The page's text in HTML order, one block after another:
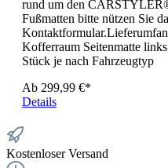
rund um den
Fußmatten bitte nützen Sie
Kofferraum Seitenmatte
Stück je nach Fahrzeugtyp
Ab 299,99 €*
Details
Kostenloser Versand